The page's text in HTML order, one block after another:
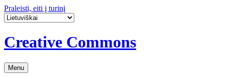
Praleisti, eiti į turinį
Creative Commons
Menu